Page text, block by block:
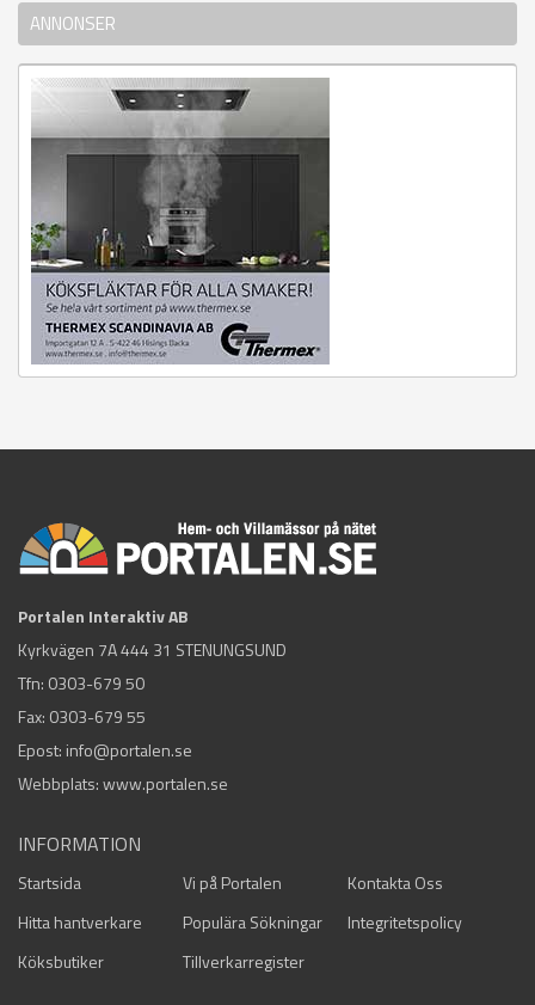
ANNONSER
Portalen Interaktiv AB
Kyrkvägen 7A 444 31 STENUNGSUND
Tfn: 0303-679 50
Fax: 0303-679 55
Epost: info@portalen.se
Webbplats: www.portalen.se
INFORMATION
Startsida Vi på Portalen
Kontakta Oss
Hitta hantverkare
Populära Sökningar
Integritetspolicy
Köksbutiker
Tillverkarregister